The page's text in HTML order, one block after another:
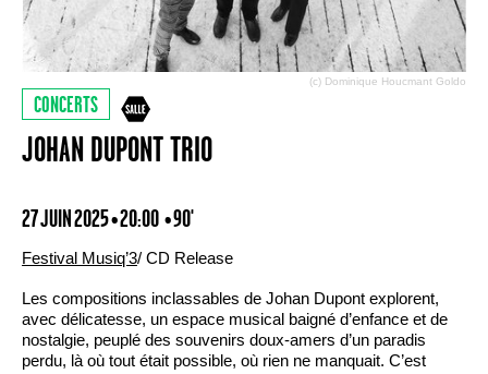
(c) Dominique Houcmant Goldo
CONCERTS
JOHAN DUPONT TRIO
27 JUIN 2025 • 20:00 • 90'
Festival Musiq’3/ CD Release
Les compositions inclassables de Johan Dupont explorent,
avec délicatesse, un espace musical baigné d’enfance et de
nostalgie, peuplé des souvenirs doux-amers d’un paradis
perdu, là où tout était possible, où rien ne manquait. C’est